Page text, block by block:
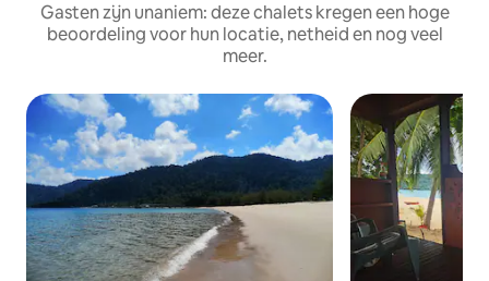
Gasten zijn unaniem: deze chalets kregen een hoge
beoordeling voor hun locatie, netheid en nog veel
meer.